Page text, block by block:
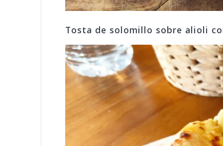
Tosta de solomillo sobre alioli